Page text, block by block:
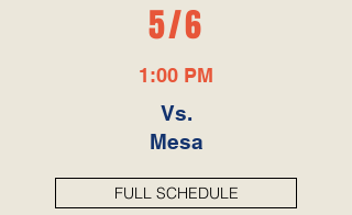
5/6
1:00 PM
Vs.
Mesa
FULL SCHEDULE